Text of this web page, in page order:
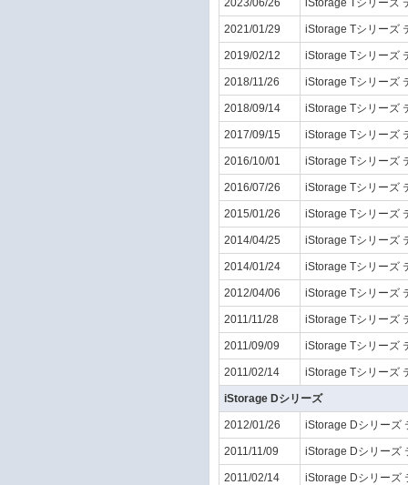
2023/06/26 iStorage Tシリーズ
2021/01/29 iStorage Tシリーズ
2019/02/12 iStorage Tシリーズ
2018/11/26 iStorage Tシリーズ
2018/09/14 iStorage Tシリーズ
2017/09/15 iStorage Tシリーズ
2016/10/01 iStorage Tシリーズ
2016/07/26 iStorage Tシリーズ
2015/01/26 iStorage Tシリーズ
2014/04/25 iStorage Tシリーズ
2014/01/24 iStorage Tシリーズ
2012/04/06 iStorage Tシリーズ
2011/11/28 iStorage Tシリーズ
2011/09/09 iStorage Tシリーズ
2011/02/14 iStorage Tシリーズ
iStorage Dシリーズ
2012/01/26 iStorage Dシリーズ
2011/11/09 iStorage Dシリーズ
2011/02/14 iStorage Dシリーズ